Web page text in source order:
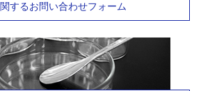
するお問い合わせフォーム